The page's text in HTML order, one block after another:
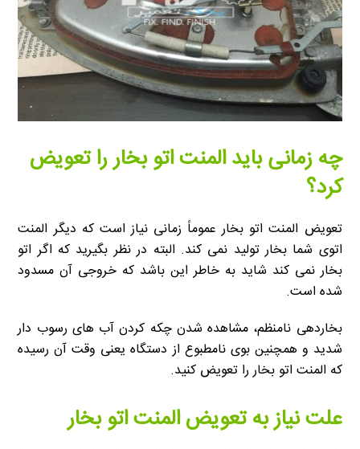
چه زمانی باید المنت اتو بخار را تعویض
کرد؟
تعویض المنت اتو بخار عموماً زمانی نیاز است که دیگر المنت
اتوی شما بخار تولید نمی کند. البته در نظر بگیرید که اگر اتو
بخار نمی کند شاید به خاطر این باشد که خروجی آن مسدود
شده است.
بخاردهی نامنظم، مشاهده شدن چکه کردن آب های رسوب دار
شدید و همچنین بوی نامطبوع از دستگاه یعنی وقت آن رسیده
که المنت اتو بخار را تعویض کنید.
علت نیاز به تعویض المنت اتو بخار